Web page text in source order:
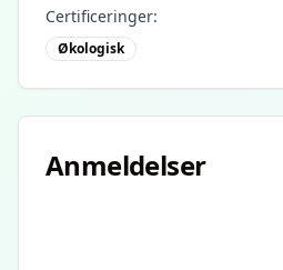
Certificeringer:
Økologisk
Anmeldelser